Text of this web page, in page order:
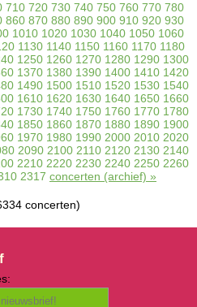
710 720 730 740 750 760 770 780
860 870 880 890 900 910 920 930
1010 1020 1030 1040 1050 1060
1130 1140 1150 1160 1170 1180
1250 1260 1270 1280 1290 1300
1370 1380 1390 1400 1410 1420
1490 1500 1510 1520 1530 1540
1610 1620 1630 1640 1650 1660
1730 1740 1750 1760 1770 1780
1850 1860 1870 1880 1890 1900
1970 1980 1990 2000 2010 2020
2090 2100 2110 2120 2130 2140
2210 2220 2230 2240 2250 2260
2317 concerten (archief) »
concerten)